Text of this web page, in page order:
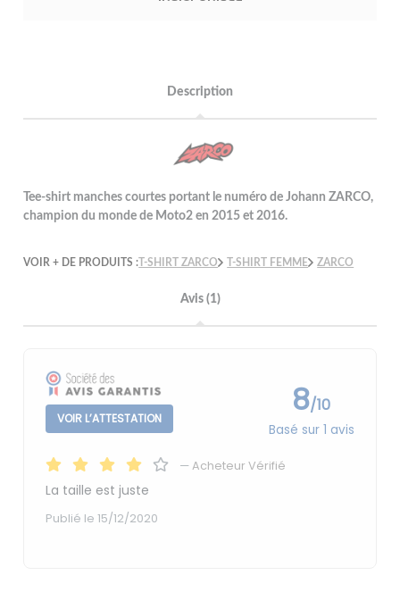
Description
Tee-shirt manches courtes portant le numéro de Johann ZARCO,
champion du monde de Moto2 en 2015 et 2016.
VOIR + DE PRODUITS : T-SHIRT ZARCO T-SHIRT FEMME ZARCO
Avis (1)
VOIR L’ATTESTATION 8/10
Basé sur 1 avis
—Acheteur Vérifié
La taille est juste
Publié le 15/12/2020